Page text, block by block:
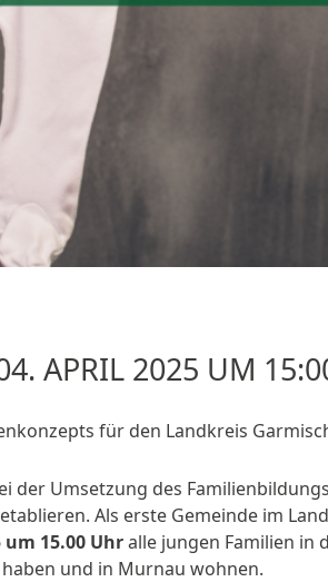
APRIL 2025 UM 15:00
für den Landkreis
Umsetzung des
Als erste Gemeinde im
um 15.00 Uhralle jungen Familien in
und in Murnau wohnen.